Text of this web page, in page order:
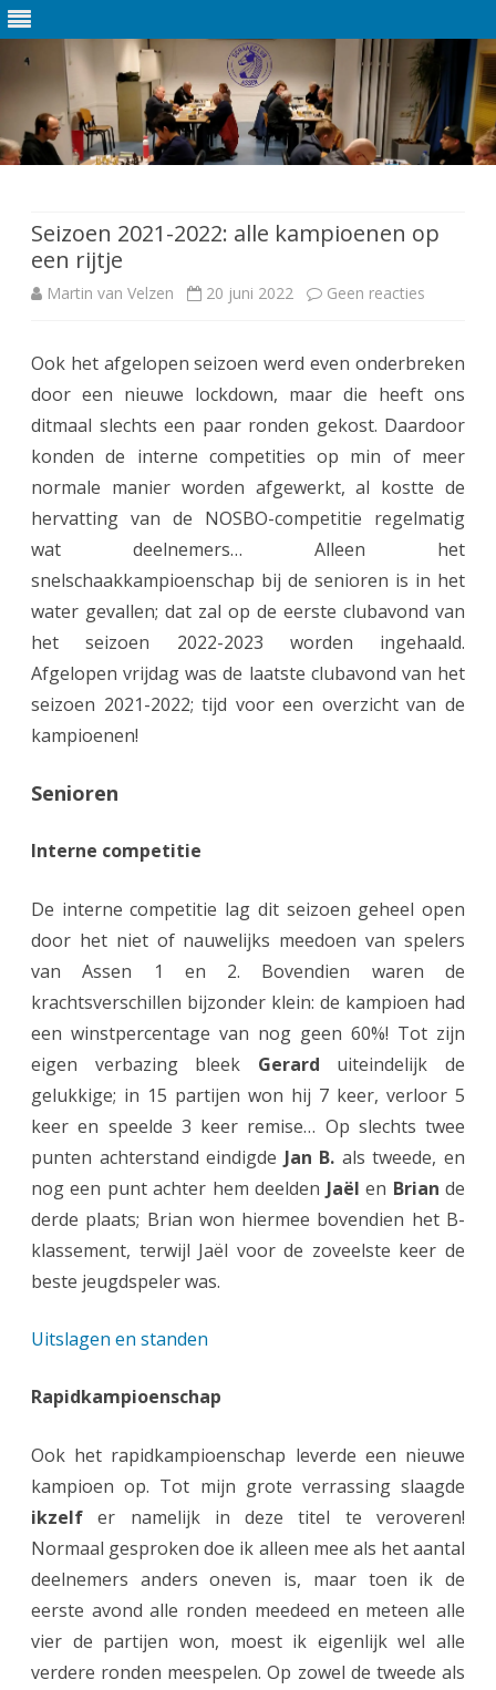
de
inhoud
Seizoen 2021-2022: alle kampioenen op
een rijtje
Martin van Velzen 20 juni 2022 Geen reacties
S
i
z
o
n
2
0
2
2
a
l
l
k
a
m
n
e
o
p
Ook het afgelopen seizoen werd even onderbreken
door een nieuwe lockdown, maar die heeft ons
ditmaal slechts een paar ronden gekost. Daardoor
konden de interne competities op min of meer
normale manier worden afgewerkt, al kostte de
hervatting van de NOSBO-competitie regelmatig
wat deelnemers… Alleen het
snelschaakkampioenschap bij de senioren is in het
water gevallen; dat zal op de eerste clubavond van
het seizoen 2022-2023 worden ingehaald.
Afgelopen vrijdag was de laatste clubavond van het
seizoen 2021-2022; tijd voor een overzicht van de
kampioenen!
Senioren
Interne competitie
De interne competitie lag dit seizoen geheel open
door het niet of nauwelijks meedoen van spelers
van Assen 1 en 2. Bovendien waren de
krachtsverschillen bijzonder klein: de kampioen had
een winstpercentage van nog geen 60%! Tot zijn
eigen verbazing bleek Gerard uiteindelijk de
gelukkige; in 15 partijen won hij 7 keer, verloor 5
keer en speelde 3 keer remise… Op slechts twee
punten achterstand eindigde Jan B. als tweede, en
nog een punt achter hem deelden Jaël en Brian de
derde plaats; Brian won hiermee bovendien het B-
klassement, terwijl Jaël voor de zoveelste keer de
beste jeugdspeler was.
Uitslagen en standen
Rapidkampioenschap
Ook het rapidkampioenschap leverde een nieuwe
kampioen op. Tot mijn grote verrassing slaagde
ikzelf er namelijk in deze titel te veroveren!
Normaal gesproken doe ik alleen mee als het aantal
deelnemers anders oneven is, maar toen ik de
eerste avond alle ronden meedeed en meteen alle
vier de partijen won, moest ik eigenlijk wel alle
verdere ronden meespelen. Op zowel de tweede als